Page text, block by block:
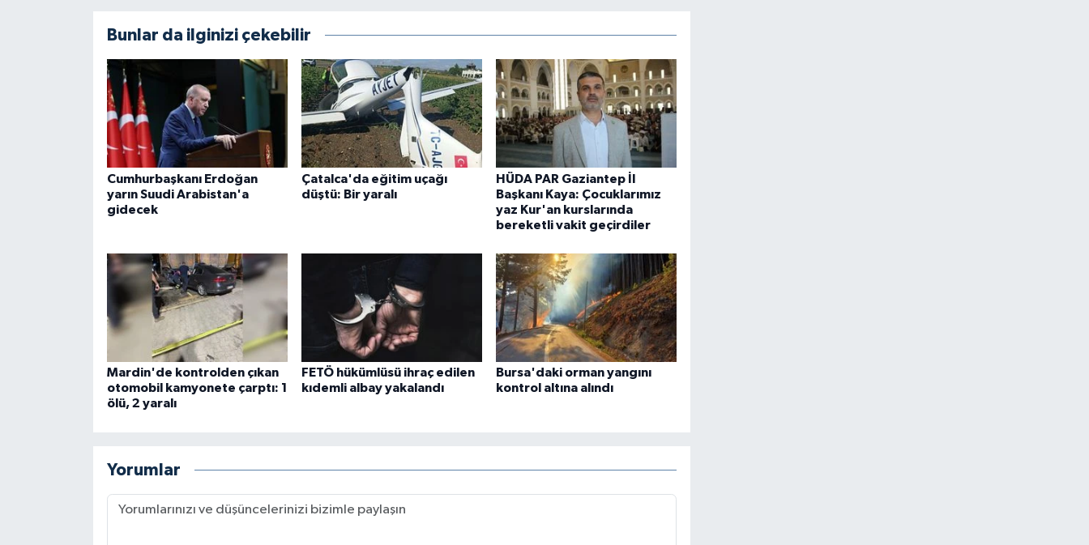
Bunlar da ilginizi çekebilir
Cumhurbaşkanı Erdoğan
yarın Suudi Arabistan'a
gidecek
Çatalca'da eğitim uçağı
düştü: Bir yaralı
HÜDA PAR Gaziantep İl
Başkanı Kaya: Çocuklarımız
yaz Kur'an kurslarında
bereketli vakit geçirdiler
Mardin'de kontrolden çıkan
otomobil kamyonete çarptı: 1
ölü, 2 yaralı
FETÖ hükümlüsü ihraç edilen
kıdemli albay yakalandı
Bursa'daki orman yangını
kontrol altına alındı
Yorumlar